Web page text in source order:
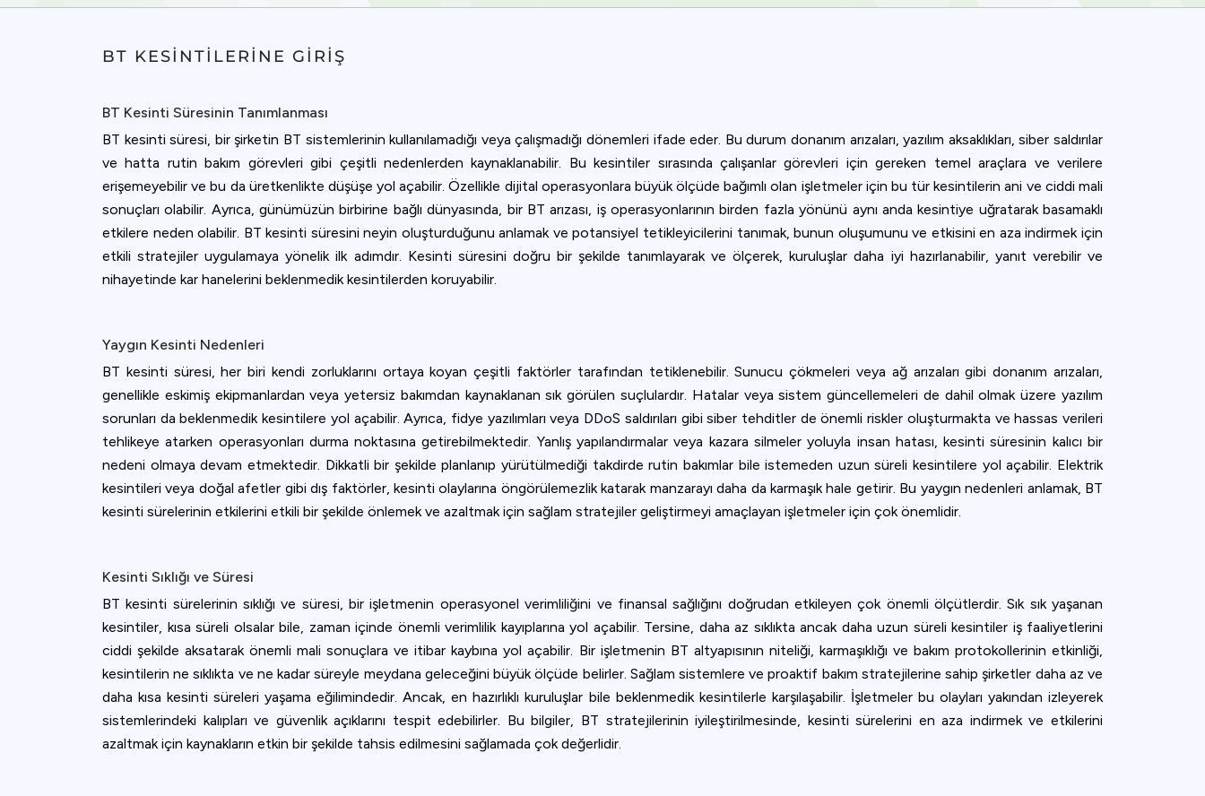
BT KESINTILERINE GIRIŞ
BT Kesinti Süresinin Tanımlanması
BT kesinti süresi, bir şirketin BT sistemlerinin kullanılamadığı veya çalışmadığı dönemleri ifade eder. Bu durum donanım arızaları, yazılım aksaklıkları, siber saldırılar
ve hatta rutin bakım görevleri gibi çeşitli nedenlerden kaynaklanabilir. Bu kesintiler sırasında çalışanlar görevleri için gereken temel araçlara ve verilere
erişemeyebilir ve bu da üretkenlikte düşüşe yol açabilir. Özellikle dijital operasyonlara büyük ölçüde bağımlı olan işletmeler için bu tür kesintilerin ani ve ciddi mali
sonuçları olabilir. Ayrıca, günümüzün birbirine bağlı dünyasında, bir BT arızası, iş operasyonlarının birden fazla yönünü aynı anda kesintiye uğratarak basamaklı
etkilere neden olabilir. BT kesinti süresini neyin oluşturduğunu anlamak ve potansiyel tetikleyicilerini tanımak, bunun oluşumunu ve etkisini en aza indirmek için
etkili stratejiler uygulamaya yönelik ilk adımdır. Kesinti süresini doğru bir şekilde tanımlayarak ve ölçerek, kuruluşlar daha iyi hazırlanabilir, yanıt verebilir ve
nihayetinde kar hanelerini beklenmedik kesintilerden koruyabilir.
Yaygın Kesinti Nedenleri
BT kesinti süresi, her biri kendi zorluklarını ortaya koyan çeşitli faktörler tarafından tetiklenebilir. Sunucu çökmeleri veya ağ arızaları gibi donanım arızaları,
genellikle eskimiş ekipmanlardan veya yetersiz bakımdan kaynaklanan sık görülen suçlulardır. Hatalar veya sistem güncellemeleri de dahil olmak üzere yazılım
sorunları da beklenmedik kesintilere yol açabilir. Ayrıca, fidye yazılımları veya DDoS saldırıları gibi siber tehditler de önemli riskler oluşturmakta ve hassas verileri
tehlikeye atarken operasyonları durma noktasına getirebilmektedir. Yanlış yapılandırmalar veya kazara silmeler yoluyla insan hatası, kesinti süresinin kalıcı bir
nedeni olmaya devam etmektedir. Dikkatli bir şekilde planlanıp yürütülmediği takdirde rutin bakımlar bile istemeden uzun süreli kesintilere yol açabilir. Elektrik
kesintileri veya doğal afetler gibi dış faktörler, kesinti olaylarına öngörülemezlik katarak manzarayı daha da karmaşık hale getirir. Bu yaygın nedenleri anlamak, BT
kesinti sürelerinin etkilerini etkili bir şekilde önlemek ve azaltmak için sağlam stratejiler geliştirmeyi amaçlayan işletmeler için çok önemlidir.
Kesinti Sıklığı ve Süresi
BT kesinti sürelerinin sıklığı ve süresi, bir işletmenin operasyonel verimliliğini ve finansal sağlığını doğrudan etkileyen çok önemli ölçütlerdir. Sık sık yaşanan
kesintiler, kısa süreli olsalar bile, zaman içinde önemli verimlilik kayıplarına yol açabilir. Tersine, daha az sıklıkta ancak daha uzun süreli kesintiler iş faaliyetlerini
ciddi şekilde aksatarak önemli mali sonuçlara ve itibar kaybına yol açabilir. Bir işletmenin BT altyapısının niteliği, karmaşıklığı ve bakım protokollerinin etkinliği,
kesintilerin ne sıklıkta ve ne kadar süreyle meydana geleceğini büyük ölçüde belirler. Sağlam sistemlere ve proaktif bakım stratejilerine sahip şirketler daha az ve
daha kısa kesinti süreleri yaşama eğilimindedir. Ancak, en hazırlıklı kuruluşlar bile beklenmedik kesintilerle karşılaşabilir. İşletmeler bu olayları yakından izleyerek
sistemlerindeki kalıpları ve güvenlik açıklarını tespit edebilirler. Bu bilgiler, BT stratejilerinin iyileştirilmesinde, kesinti sürelerini en aza indirmek ve etkilerini
azaltmak için kaynakların etkin bir şekilde tahsis edilmesini sağlamada çok değerlidir.
Cookies & Privacy